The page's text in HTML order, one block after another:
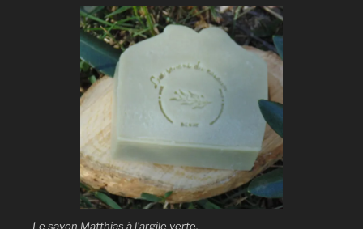
Le savon Matthias à l'argile verte.